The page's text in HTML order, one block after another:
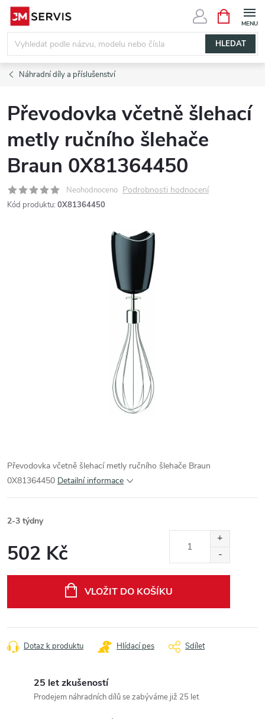
Přejít
obsah
HLEDAT
NÁKUPNÍ
KOŠÍK
Náhradní díly a příslušenství
Převodovka včetně šlehací
metly ručního šlehače
Braun 0X81364450
Neohodnoceno Podrobnosti hodnocení
Kód produktu: 0X81364450
Převodovka včetně šlehací metly ručního šlehače Braun
0X81364450 Detailní informace
2-3 týdny
502 Kč
VLOŽIT DO KOŠÍKU
Dotaz k produktu Hlídací pes Sdílet
25 let zkušeností
Prodejem náhradních dílů se zabýváme již 25 let